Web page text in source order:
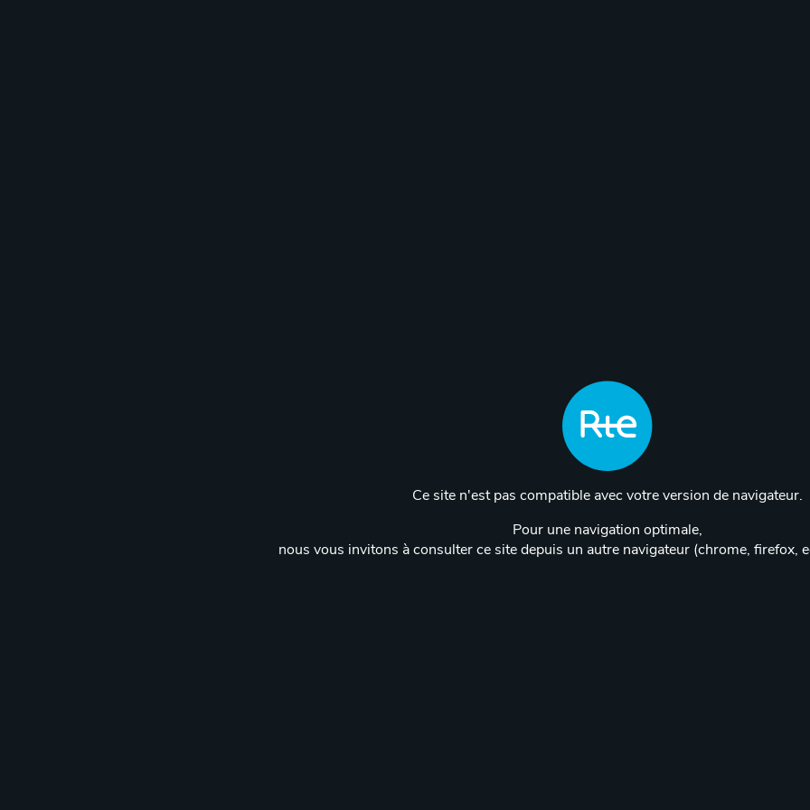
Ce site n'est pas compatible avec votre version de navigateur.
Pour une navigation optimale,
nous vous invitons à consulter ce site depuis un autre navigateur (chrome, firefox,